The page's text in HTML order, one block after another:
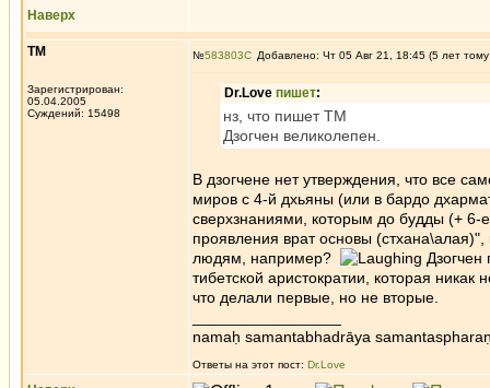
Наверх
ТМ
Зарегистрирован:
05.04.2005
Суждений: 15498
№583803 Добавлено: Чт 05 Авг 21, 18:45 (5 лет
Dr.Love пишет:
нз, что пишет ТМ
Дзогчен великолепен.
В дзогчене нет утверждения, что все
миров с 4-й дхьяны (или в бардо
сверхзнаниями, которым до будды (+
проявления врат основы
людям, например?
Дзогчен
тибетской аристократии, которая
что делали первые, но не вторые.
namaḥ samantabhadrāya
Ответы на этот пост: Dr.Love